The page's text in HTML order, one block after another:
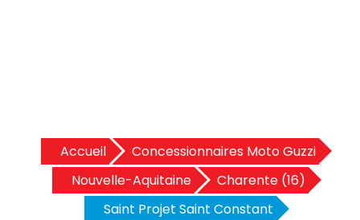
Accueil
Concessionnaires Moto Guzzi
Nouvelle-Aquitaine
Charente (16)
Saint Projet Saint Constant